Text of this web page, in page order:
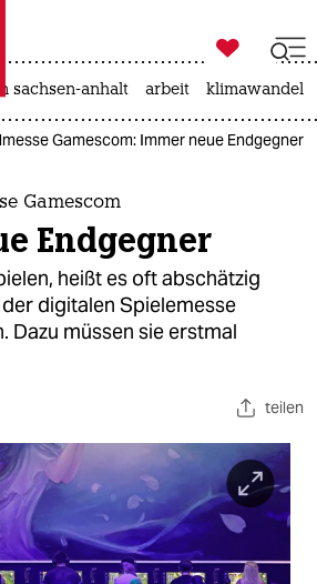
taz zahl ich
zahl ich

taz zahl ich
sachsen-anhalt arbeit klimawandel
Gamescom: Immer neue Endgegner
Gamescom
Endgegner
heißt es oft abschätzig
digitalen Spielemesse
Dazu müssen sie erstmal
teilen